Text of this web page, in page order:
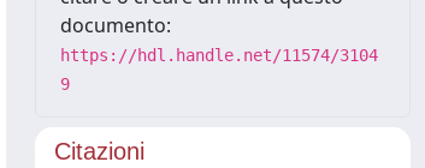
documento:
https://hdl.handle.net/11574/3104
9
Citazioni